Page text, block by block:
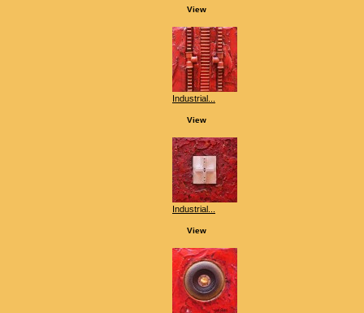
View
Industrial...
View
Industrial...
View